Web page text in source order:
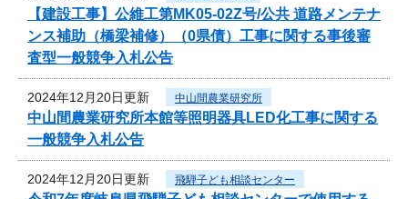
【建設工事】公維工第MK05-02Z号/公共 道路メンテナ
ンス補助（橋梁補修）（0県債）工事に関する事後審
査型一般競争入札公告
2024年12月20日更新 中山間農業研究所
中山間農業研究所本館等照明器具LED化工事に関する
一般競争入札公告
2024年12月20日更新 飛騨子ども相談センター